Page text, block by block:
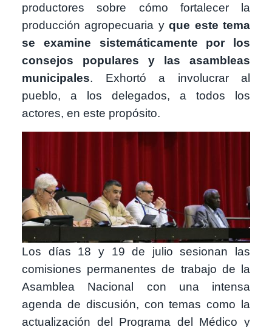
productores sobre cómo fortalecer la
producción agropecuaria yque este tema
se examine sistemáticamente por los
consejos populares y las asambleas
municipales. Exhortó a involucrar al
pueblo, a los delegados, a todos los
actores, en este propósito.
Los días 18 y 19 de julio sesionan las
comisiones permanentes de trabajo de la
Asamblea Nacional con una intensa
agenda de discusión, con temas como la
actualización del Programa del Médico y